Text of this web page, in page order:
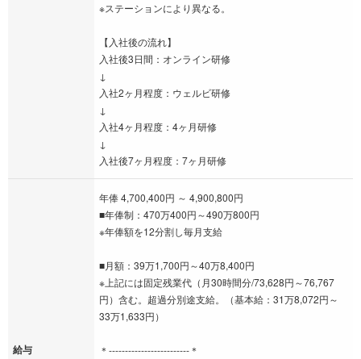
※ステーションにより異なる。
【入社後の流れ】
入社後3日間：オンライン研修
↓
入社2ヶ月程度：ウェルビ研修
↓
入社4ヶ月程度：4ヶ月研修
↓
入社後7ヶ月程度：7ヶ月研修
給与
年俸 4,700,400円 ～ 4,900,800円
■年俸制：470万400円～490万800円
※年俸額を12分割し毎月支給
■月額：39万1,700円～40万8,400円
※上記には固定残業代（月30時間分/73,628円～76,767
円）含む。超過分別途支給。（基本給：31万8,072円～
33万1,633円）
＊-------------------------＊